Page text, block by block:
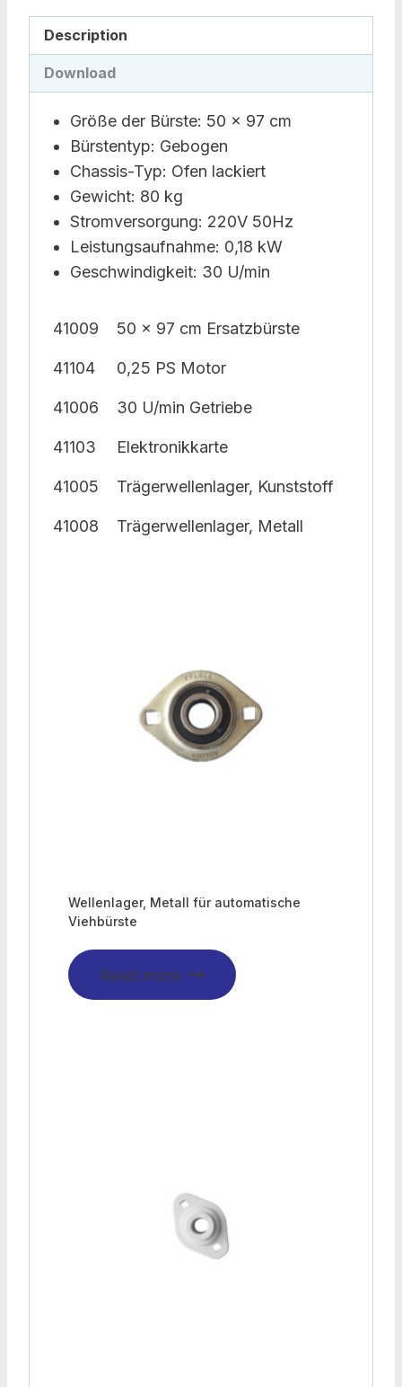
Description
Download
Größe der Bürste: 50 x 97 cm
Bürstentyp: Gebogen
Chassis-Typ: Ofen lackiert
Gewicht: 80 kg
Stromversorgung: 220V 50Hz
Leistungsaufnahme: 0,18 kW
Geschwindigkeit: 30 U/min
41009 50 x 97 cm Ersatzbürste
41104 0,25 PS Motor
41006 30 U/min Getriebe
41103 Elektronikkarte
41005 Trägerwellenlager, Kunststoff
41008 Trägerwellenlager, Metall
Wellenlager, Metall für automatische
Viehbürste
Read more